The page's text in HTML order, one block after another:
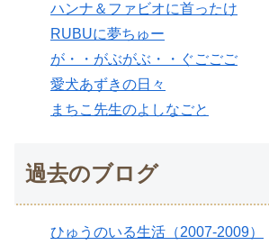
ハンナ＆ファビオに首ったけ
RUBUに夢ちゅー
が・・がぶがぶ・・ぐごごご
愛犬あずきの日々
まちこ先生のよしなごと
過去のブログ
ひゅうのいる生活（2007-2009）